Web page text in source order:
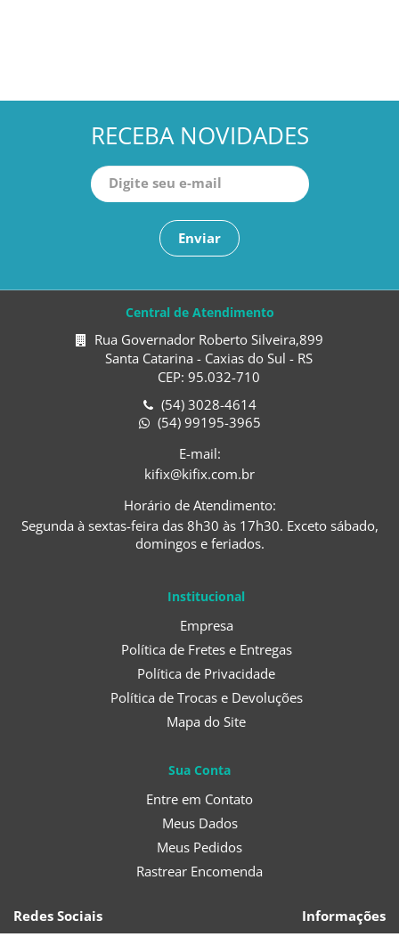
RECEBA NOVIDADES
Enviar
Institucional
Empresa
Política de Fretes e Entregas
Política de Privacidade
Política de Trocas e Devoluções
Mapa do Site
Sua Conta
Entre em Contato
Meus Dados
Meus Pedidos
Rastrear Encomenda
Central de Atendimento
Rua Governador Roberto Silveira,899
Santa Catarina - Caxias do Sul - RS
CEP: 95.032-710
(54) 3028-4614
(54) 99195-3965
E-mail:
kifix@kifix.com.br
Horário de Atendimento:
Segunda à sextas-feira das 8h30 às 17h30. Exceto sábado,
domingos e feriados.
Redes Sociais Informações